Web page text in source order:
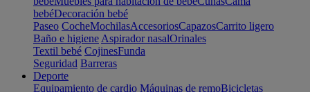
bebéDecoración bebé
Paseo CocheMochilasAccesoriosCapazosCarrito ligero
Baño e higiene Aspirador nasalOrinales
Textil bebé CojinesFunda
Seguridad Barreras
Deporte
Equipamiento de cardio Máquinas de remoBicicletas